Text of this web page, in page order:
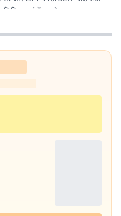
डिजिटल कंटेंट प्रोडक्शन का अनुभव
जुड़ी खबरों में भी विशेष रुचि रखते